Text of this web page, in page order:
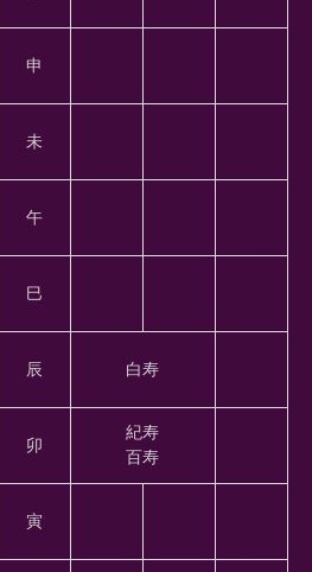
申
未
午
巳
辰 白寿
卯
紀寿
百寿
寅